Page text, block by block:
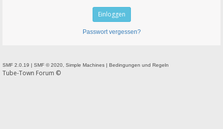
Passwort vergessen?
SMF 2.0.19 SMF © 2020, Simple Machines Bedingungen und Regeln
Tube-Town Forum ©